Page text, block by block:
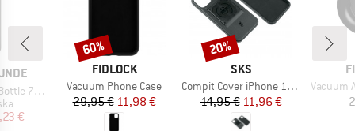
750ml
pris
€
VARUMÄRKE
FIDLOCK
Produkter
Vacuum Phone Case
Pris
29,95 €Reducerat pris
11,98 €
Rabatt
60%
VARUMÄRKE
SKS
Produkter
Compit Cover iPhone 12 Pro Max
Pris
14,95 €Reducerat pris
11,96 €
Rabatt
20%
Vacuum